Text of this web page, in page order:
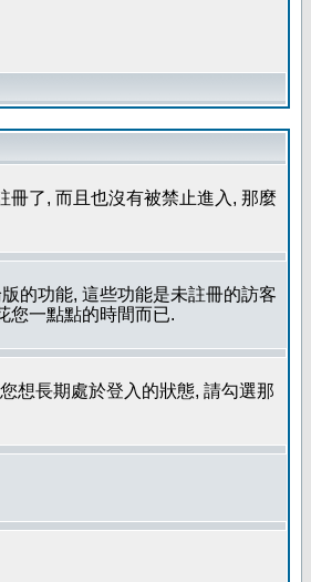
冊了, 而且也沒有被禁止進入, 那麼
的功能, 這些功能是未註冊的訪客
您一點點的時間而已.
想長期處於登入的狀態, 請勾選那